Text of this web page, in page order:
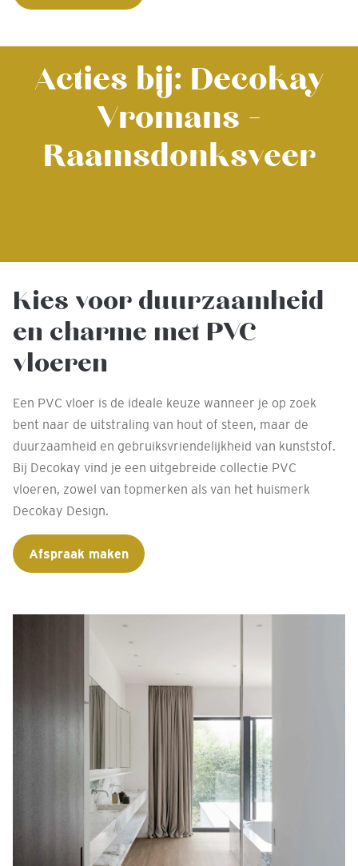
Acties bij: Decokay
Vromans -
Raamsdonksveer
Kies voor duurzaamheid
en charme met PVC
vloeren
Een PVC vloer is de ideale keuze wanneer je op zoek
bent naar de uitstraling van hout of steen, maar de
duurzaamheid en gebruiksvriendelijkheid van kunststof.
Bij Decokay vind je een uitgebreide collectie PVC
vloeren, zowel van topmerken als van het huismerk
Decokay Design.
Afspraak maken